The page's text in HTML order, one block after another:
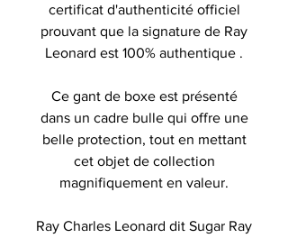
certificat d'authenticité officiel
prouvant que la signature de Ray
Leonard est 100% authentique .
Ce gant de boxe est présenté
dans un cadre bulle qui offre une
belle protection, tout en mettant
cet objet de collection
magnifiquement en valeur.
Ray Charles Leonard dit Sugar Ray